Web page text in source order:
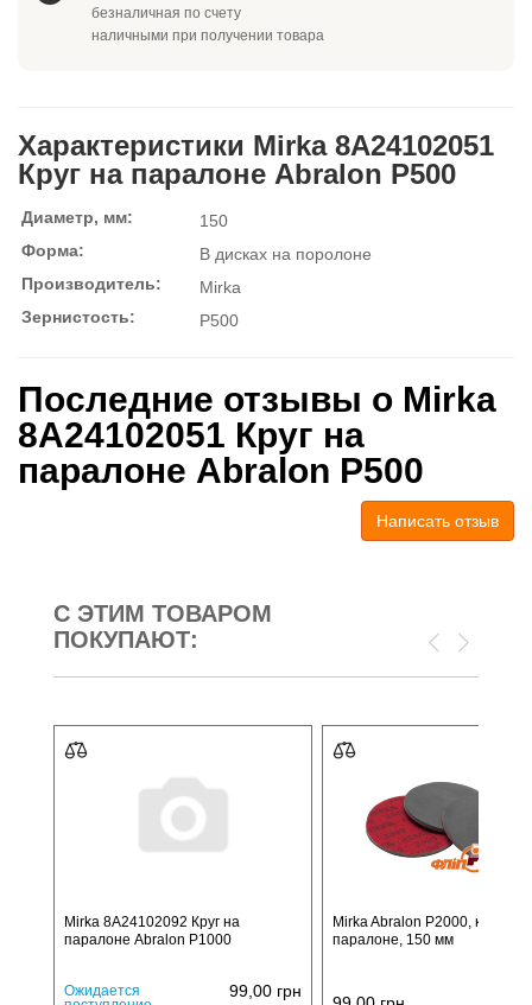
безналичная по счету
наличными при получении товара
Характеристики Mirka 8A24102051
Круг на паралоне Abralon P500
Диаметр, мм:
150
Форма:
В дисках на поролоне
Производитель:
Mirka
Зернистость:
P500
Последние отзывы о Mirka
8A24102051 Круг на
паралоне Abralon P500
Написать отзыв
С ЭТИМ ТОВАРОМ
ПОКУПАЮТ:
Mirka 8A24102092 Круг на
паралоне Abralon P1000
Ожидается
99,00 грн
Mirka Abralon P2000, круг на
паралоне, 150 мм